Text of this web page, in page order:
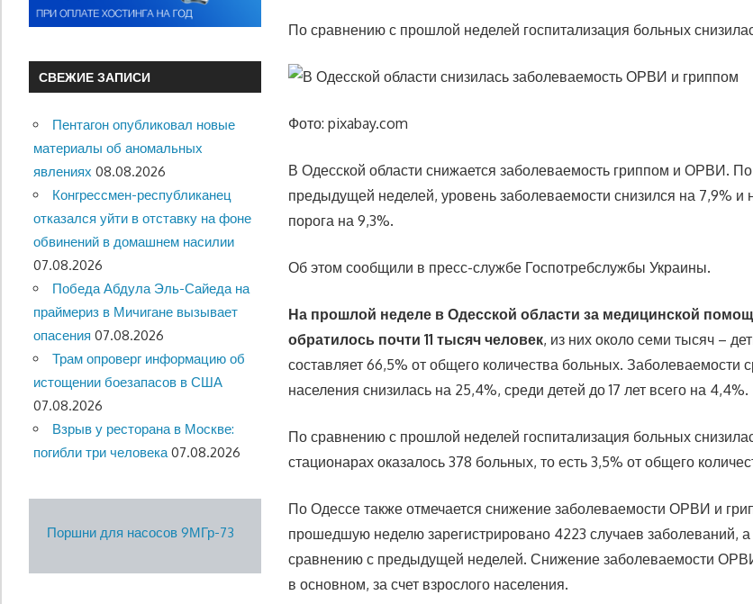
По сравнению с прошлой неделей госпитализация больных
Фото: pixabay.com
В Одесской области снижается заболеваемость гриппом и ОРВИ.
предыдущей неделей, уровень заболеваемости снизился на 7,9% и
порога на 9,3%.
Об этом сообщили в пресс-службе Госпотребслужбы Украины.
На прошлой неделе в Одесской области за медицинской
обратилось почти 11 тысяч человек, из них около семи тысяч –
составляет 66,5% от общего количества больных. Заболеваемости
населения снизилась на 25,4%, среди детей до 17 лет всего на 4,4%.
По сравнению с прошлой неделей госпитализация больных
стационарах оказалось 378 больных, то есть 3,5% от общего
По Одессе также отмечается снижение заболеваемости ОРВИ и
прошедшую неделю зарегистрировано 4223 случаев заболеваний, а
сравнению с предыдущей неделей. Снижение заболеваемости
в основном, за счет взрослого населения.
СВЕЖИЕ ЗАПИСИ
Пентагон опубликовал новые
материалы об аномальных
явлениях 08.08.2026
Конгрессмен-республиканец
отказался уйти в отставку на фоне
обвинений в домашнем насилии
07.08.2026
Победа Абдула Эль-Сайеда на
праймериз в Мичигане вызывает
опасения 07.08.2026
Трам опроверг информацию об
истощении боезапасов в США
07.08.2026
Взрыв у ресторана в Москве:
погибли три человека 07.08.2026
Поршни для насосов 9МГр-73